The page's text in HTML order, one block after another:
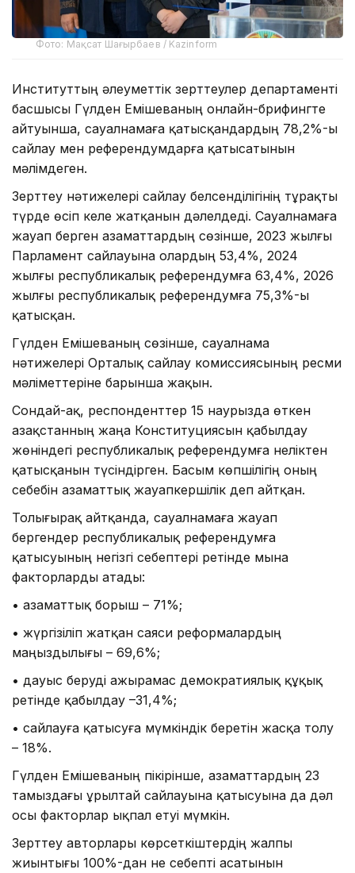
Фото: Мақсат Шағырбаев / Kazinform
Институттың әлеуметтік зерттеулер департаменті
басшысы Гүлден Емішеваның онлайн-брифингте
айтуынша, сауалнамаға қатысқандардың 78,2%-ы
сайлау мен референдумдарға қатысатынын
мәлімдеген.
Зерттеу нәтижелері сайлау белсенділігінің тұрақты
түрде өсіп келе жатқанын дәлелдеді. Сауалнамаға
жауап берген азаматтардың сөзінше, 2023 жылғы
Парламент сайлауына олардың 53,4%, 2024
жылғы республикалық референдумға 63,4%, 2026
жылғы республикалық референдумға 75,3%-ы
қатысқан.
Гүлден Емішеваның сөзінше, сауалнама
нәтижелері Орталық сайлау комиссиясының ресми
мәліметтеріне барынша жақын.
Сондай-ақ, респонденттер 15 наурызда өткен
Қазақстанның жаңа Конституциясын қабылдау
жөніндегі республикалық референдумға неліктен
қатысқанын түсіндірген. Басым көпшілігің оның
себебін азаматтық жауапкершілік деп айтқан.
Толығырақ айтқанда, сауалнамаға жауап
бергендер республикалық референдумға
қатысуының негізгі себептері ретінде мына
факторларды атады:
• азаматтық борыш – 71%;
• жүргізіліп жатқан саяси реформалардың
маңыздылығы – 69,6%;
• дауыс беруді ажырамас демократиялық құқық
ретінде қабылдау –31,4%;
• сайлауға қатысуға мүмкіндік беретін жасқа толу
– 18%.
Гүлден Емішеваның пікірінше, азаматтардың 23
тамыздағы Құрылтай сайлауына қатысуына да дәл
осы факторлар ықпал етуі мүмкін.
Зерттеу авторлары көрсеткіштердің жалпы
жиынтығы 100%-дан не себепті асатынын